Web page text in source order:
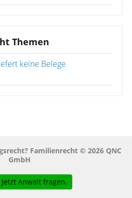
Themen
keine Belege
Familienrecht © 2026 QNC
GmbH
Jetzt Anwalt fragen.